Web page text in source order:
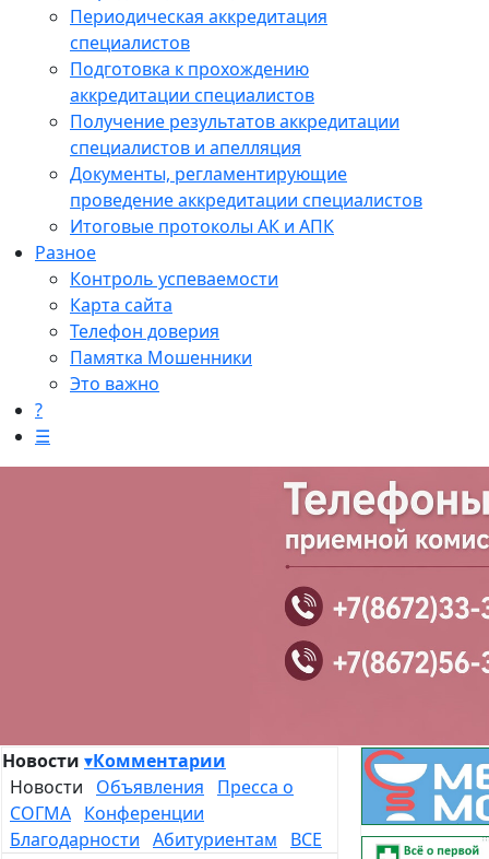
Периодическая аккредитация
специалистов
Подготовка к прохождению
аккредитации специалистов
Получение результатов аккредитации
специалистов и апелляция
Документы, регламентирующие
проведение аккредитации специалистов
Итоговые протоколы АК и АПК
Разное
Контроль успеваемости
Карта сайта
Телефон доверия
Памятка Мошенники
Это важно
?
☰
Новости ▾Комментарии
Новости Объявления
Пресса о
СОГМА Конференции
Благодарности Абитуриентам
ВСЕ